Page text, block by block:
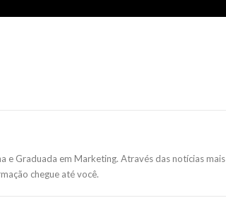
e Graduada em Marketing. Através das notícias mais
chegue até você.